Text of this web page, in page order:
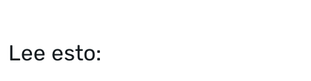
Lee esto: